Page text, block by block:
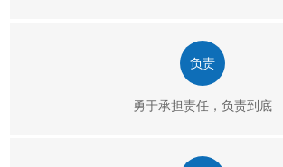
负责
勇于承担责任，负责到底